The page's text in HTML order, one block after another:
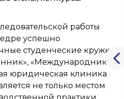
работы
успешно
студенческие кружки
«Международник»,
юридическая клиника
не только местом
практики